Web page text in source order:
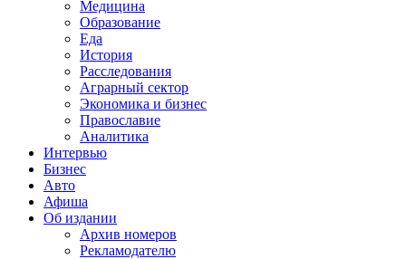
Медицина
Образование
Еда
История
Расследования
Аграрный сектор
Экономика и бизнес
Православие
Аналитика
Интервью
Бизнес
Авто
Афиша
Об издании
Архив номеров
Рекламодателю